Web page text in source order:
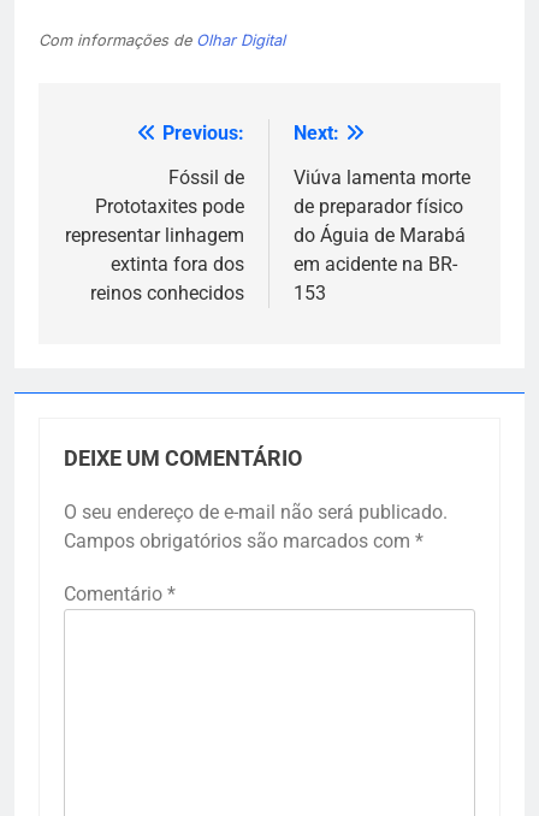
Com informações de Olhar Digital
Navegação
Post
Previous:
Fóssil de
Prototaxites pode
representar linhagem
extinta fora dos
reinos conhecidos
Next:
Viúva lamenta morte
de preparador físico
do Águia de Marabá
em acidente na BR-
153
DEIXE UM COMENTÁRIO
O seu endereço de e-mail não será publicado.
Campos obrigatórios são marcados com *
Comentário *